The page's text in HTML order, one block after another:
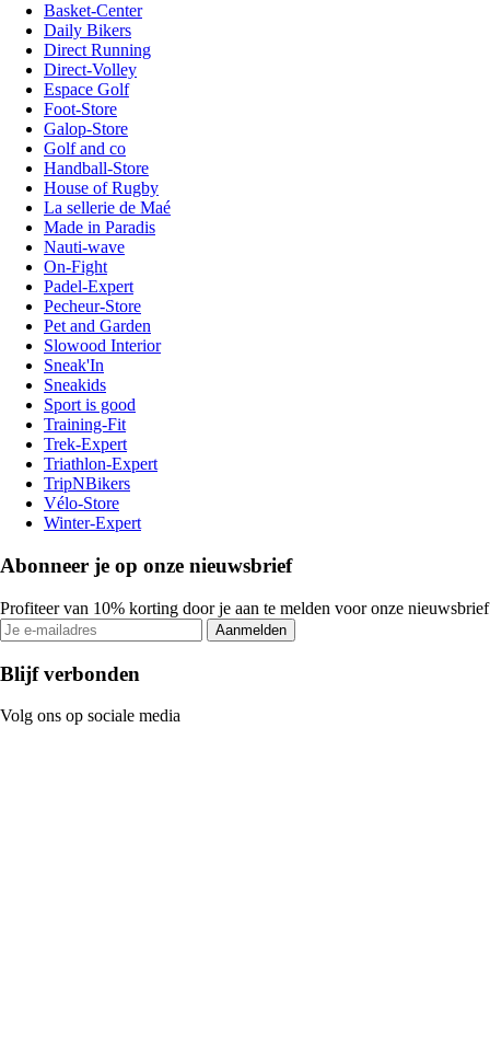
Basket-Center
Daily Bikers
Direct Running
Direct-Volley
Espace Golf
Foot-Store
Galop-Store
Golf and co
Handball-Store
House of Rugby
La sellerie de Maé
Made in Paradis
Nauti-wave
On-Fight
Padel-Expert
Pecheur-Store
Pet and Garden
Slowood Interior
Sneak'In
Sneakids
Sport is good
Training-Fit
Trek-Expert
Triathlon-Expert
TripNBikers
Vélo-Store
Winter-Expert
Abonneer je op onze nieuwsbrief
Profiteer van 10% korting door je aan te melden voor onze nieuwsbrief
Aanmelden
Blijf verbonden
Volg ons op sociale media